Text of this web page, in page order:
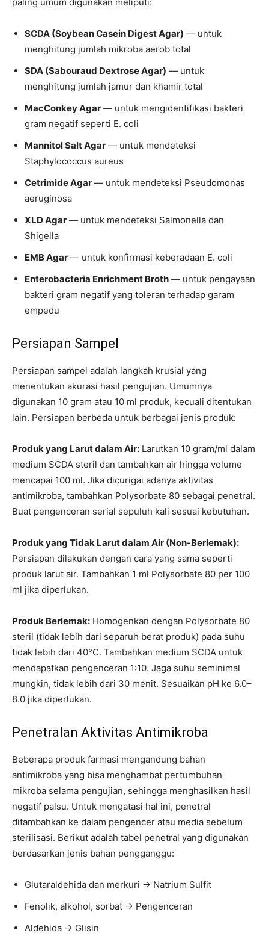
SCDA (Soybean Casein Digest Agar) — untuk
menghitung jumlah mikroba aerob total
SDA (Sabouraud Dextrose Agar) — untuk
menghitung jumlah jamur dan khamir total
MacConkey Agar — untuk mengidentifikasi bakteri
gram negatif seperti E. coli
Mannitol Salt Agar — untuk mendeteksi
Staphylococcus aureus
Cetrimide Agar — untuk mendeteksi Pseudomonas
aeruginosa
XLD Agar — untuk mendeteksi Salmonella dan
Shigella
EMB Agar — untuk konfirmasi keberadaan E. coli
Enterobacteria Enrichment Broth — untuk pengayaan
bakteri gram negatif yang toleran terhadap garam
empedu
Persiapan Sampel
Persiapan sampel adalah langkah krusial yang
menentukan akurasi hasil pengujian. Umumnya
digunakan 10 gram atau 10 ml produk, kecuali ditentukan
lain. Persiapan berbeda untuk berbagai jenis produk:
Produk yang Larut dalam Air: Larutkan 10 gram/ml dalam
medium SCDA steril dan tambahkan air hingga volume
mencapai 100 ml. Jika dicurigai adanya aktivitas
antimikroba, tambahkan Polysorbate 80 sebagai penetral.
Buat pengenceran serial sepuluh kali sesuai kebutuhan.
Produk yang Tidak Larut dalam Air (Non-Berlemak):
Persiapan dilakukan dengan cara yang sama seperti
produk larut air. Tambahkan 1 ml Polysorbate 80 per 100
ml jika diperlukan.
Produk Berlemak: Homogenkan dengan Polysorbate 80
steril (tidak lebih dari separuh berat produk) pada suhu
tidak lebih dari 40°C. Tambahkan medium SCDA untuk
mendapatkan pengenceran 1:10. Jaga suhu seminimal
mungkin, tidak lebih dari 30 menit. Sesuaikan pH ke 6.0–
8.0 jika diperlukan.
Penetralan Aktivitas Antimikroba
Beberapa produk farmasi mengandung bahan
antimikroba yang bisa menghambat pertumbuhan
mikroba selama pengujian, sehingga menghasilkan hasil
negatif palsu. Untuk mengatasi hal ini, penetral
ditambahkan ke dalam pengencer atau media sebelum
sterilisasi. Berikut adalah tabel penetral yang digunakan
berdasarkan jenis bahan pengganggu:
Glutaraldehida dan merkuri → Natrium Sulfit
Fenolik, alkohol, sorbat → Pengenceran
Aldehida → Glisin